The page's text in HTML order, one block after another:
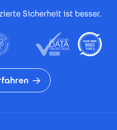
Sicherheit ist besser.